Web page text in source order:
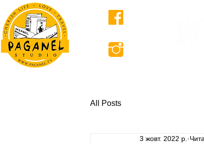
All Posts
3 жовт. 2022 р.